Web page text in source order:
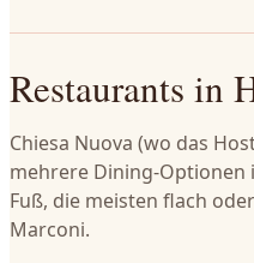
Restaurants in
Chiesa Nuova (wo das
mehrere Dining-Optionen
Fuß, die meisten flach
Marconi.